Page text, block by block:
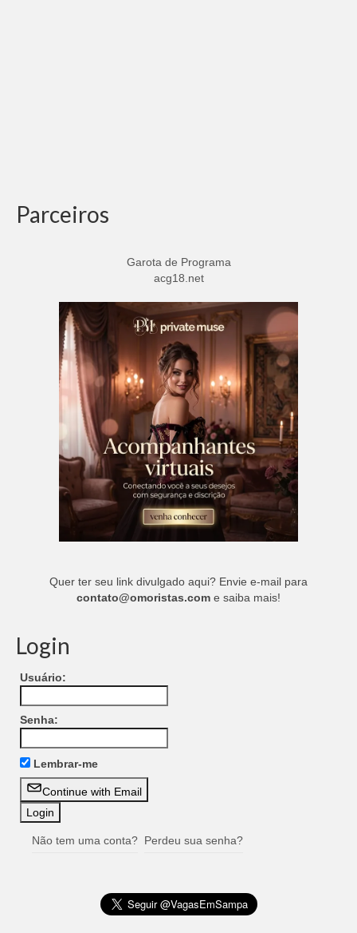
Parceiros
Garota de Programa
acg18.net
Quer ter seu link divulgado aqui? Envie e-mail para
contato@omoristas.com e saiba mais!
Login
Usuário:
Senha:
Lembrar-me
Continue with Email
Não tem uma conta? Perdeu sua senha?